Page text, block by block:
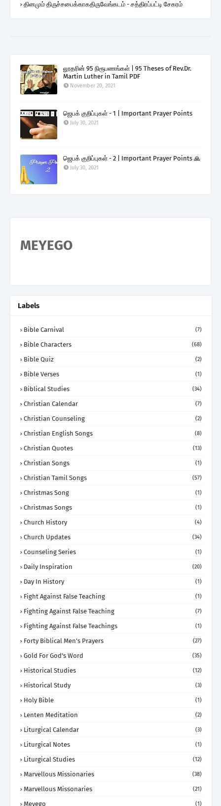
தினமும் திருச்சபைக்காகதிருவேங்கடம் - சத்திரப்பட்டி சேகரம்
லூதரின் 95 நிரூபணங்கள் | 95 Theses of Rev.Dr.
Martin Luther in Tamil PDF
November 20, 2021
ஜெபக் குறிப்புகள் - 1 | Important Prayer Points
July 30, 2021
ஜெபக் குறிப்புகள் - 2 | Important Prayer Points 🙏
July 30, 2021
MEYEGO
Labels
Bible Carnival (7)
Bible Characters (68)
Bible Quiz (2)
Bible Verses (1)
Biblical Studies (34)
Christian Calendar (7)
Christian Counseling (2)
Christian English Songs (8)
Christian Quotes (13)
Christian Songs (1)
Christian Tamil Songs (57)
Christmas Song (1)
Christmas Songs (1)
Church History (4)
Church Updates (34)
Counseling Series (1)
Daily Inspiration (20)
Day In History (1)
Fight Against False Teaching (1)
Fighting Against False Teaching (7)
Fighting Against False Teachings (1)
Forty Biblical Men's Prayers (27)
Gold For God's Word (35)
Historical Studies (12)
Historical Study (3)
Holy Bible (1)
Lenten Meditation (2)
Liturgical Calendar (3)
Liturgical Notes (1)
Liturgical Studies (12)
Marvellous Missionaries (38)
Marvellous Missonaries (21)
Meyego (1)